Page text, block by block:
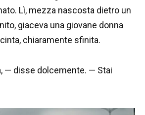
Lì, mezza nascosta dietro un
giaceva una giovane donna
chiaramente sfinita.
— disse dolcemente. — Stai